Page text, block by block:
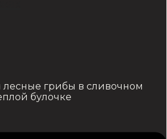
грибы в сливочном
булочке